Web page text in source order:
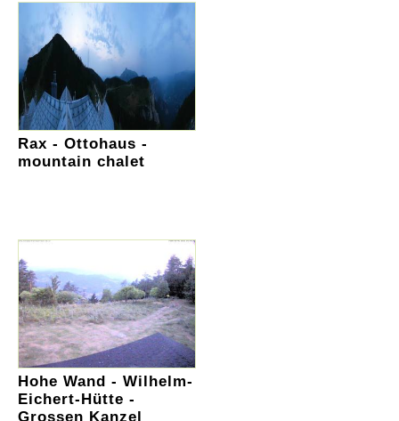
Rax - Ottohaus -
mountain chalet
Hohe Wand - Wilhelm-
Eichert-Hütte -
Grossen Kanzel